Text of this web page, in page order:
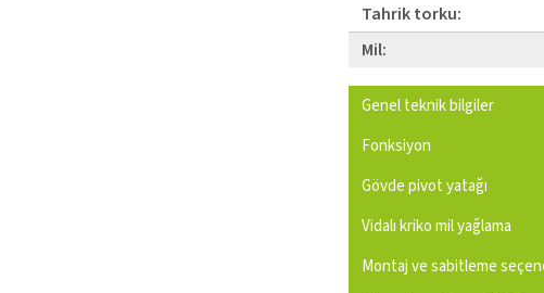
Tahrik torku:
Mil:
Genel teknik bilgiler
Fonksiyon
Gövde pivot yatağı
Vidalı kriko mil yağlama
Montaj ve sabitleme